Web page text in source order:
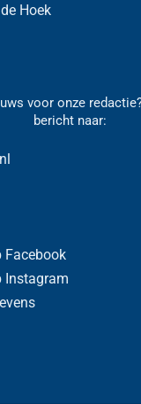
Hoek
voor onze
bericht naar:
Facebook
Instagram